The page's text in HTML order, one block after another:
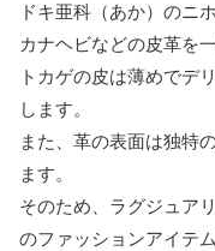
ドキ亜科（あか）のニ
カナヘビなどの皮革を
トカゲの皮は薄めでデ
します。
また、革の表面は独特
ます。
そのため、ラグジュア
のファッションアイテ